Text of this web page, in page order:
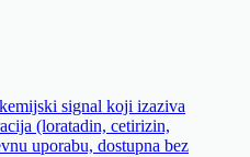
signal koji izaziva
(loratadin, cetirizin,
uporabu, dostupna bez